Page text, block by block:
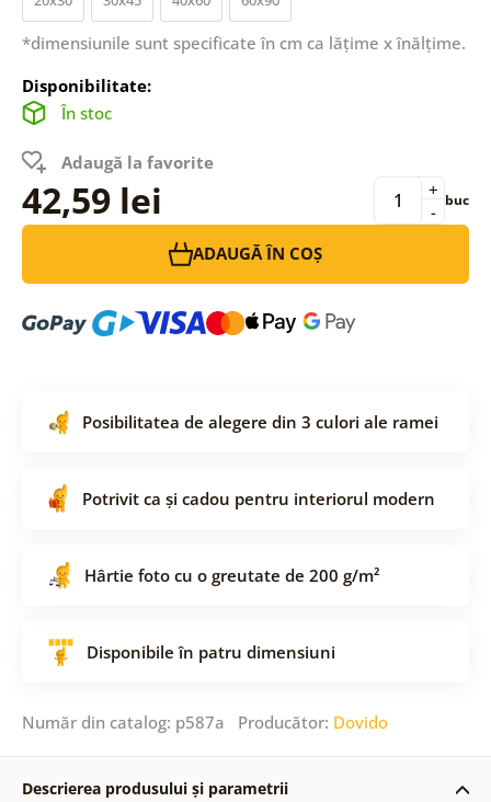
*dimensiunile sunt specificate în cm ca lățime x înălțime.
Disponibilitate:
În stoc
Adaugă la favorite
42,59 lei -
+ buc
ADAUGĂ ÎN COȘ
Posibilitatea de alegere din 3 culori ale ramei
Potrivit ca și cadou pentru interiorul modern
Hârtie foto cu o greutate de 200 g/m²
Disponibile în patru dimensiuni
Număr din catalog: p587a Producător: Dovido
Descrierea produsului și parametrii